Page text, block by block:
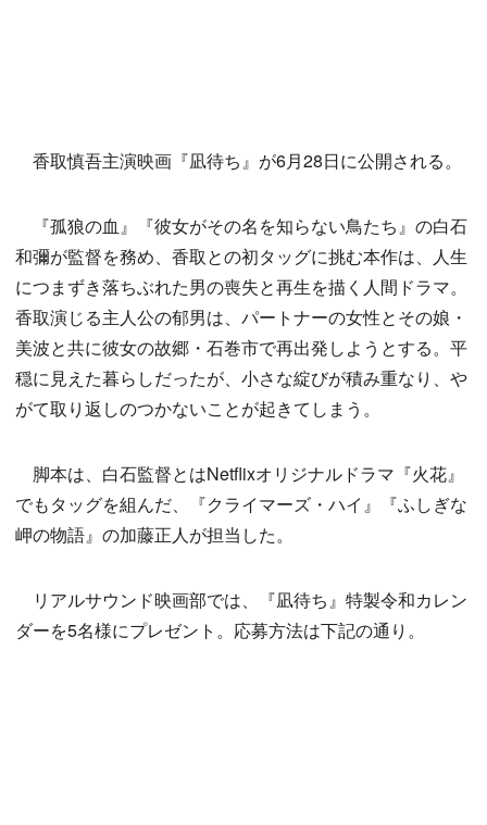
香取慎吾主演映画『凪待ち』が6月28日に公開される。
『孤狼の血』『彼女がその名を知らない鳥たち』の白石
和彌が監督を務め、香取との初タッグに挑む本作は、人生
につまずき落ちぶれた男の喪失と再生を描く人間ドラマ。
香取演じる主人公の郁男は、パートナーの女性とその娘・
美波と共に彼女の故郷・石巻市で再出発しようとする。平
穏に見えた暮らしだったが、小さな綻びが積み重なり、や
がて取り返しのつかないことが起きてしまう。
脚本は、白石監督とはNetflixオリジナルドラマ『火花』
でもタッグを組んだ、『クライマーズ・ハイ』『ふしぎな
岬の物語』の加藤正人が担当した。
リアルサウンド映画部では、『凪待ち』特製令和カレン
ダーを5名様にプレゼント。応募方法は下記の通り。